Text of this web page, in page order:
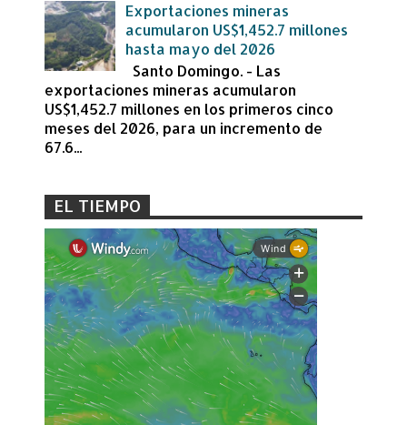
Exportaciones mineras
acumularon US$1,452.7 millones
hasta mayo del 2026
Santo Domingo. - Las
exportaciones mineras acumularon
US$1,452.7 millones en los primeros cinco
meses del 2026, para un incremento de
67.6...
EL TIEMPO